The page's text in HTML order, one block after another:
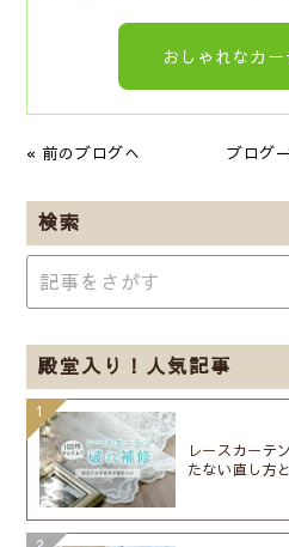
おしゃれなカ
« 前のブログへ ブログ
検索
殿堂入り！人気記事
レースカーテ
たない直し方